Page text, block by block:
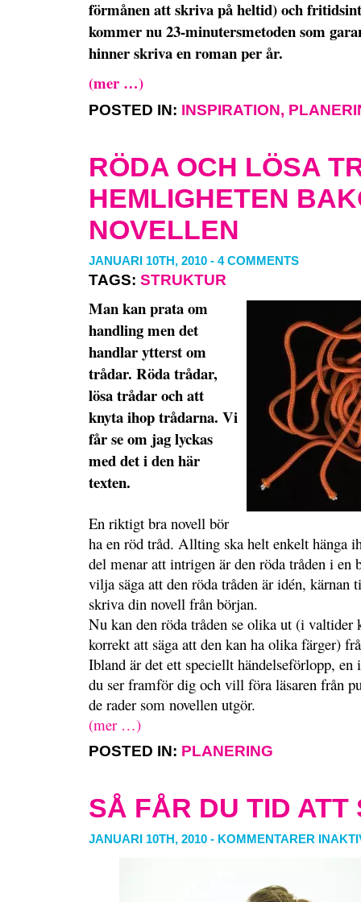
förmånen att skriva på heltid) och
kommer nu 23-minutersmetoden som
hinner skriva en roman per år.
(mer …)
POSTED IN: INSPIRATION,
RÖDA OCH LÖSA
HEMLIGHETEN
NOVELLEN
JANUARI 10TH, 2010 - 4 COMMENTS
TAGS: STRUKTUR
Man kan prata om
handling men det
handlar ytterst om
trådar. Röda trådar,
lösa trådar och att
knyta ihop trådarna. Vi
får se om jag lyckas
med det i den här
texten.
En riktigt bra novell bör
ha en röd tråd. Allting ska helt enkelt hänga
del menar att intrigen är den röda tråden i en
vilja säga att den röda tråden är idén, kärnan
skriva din novell från början.
Nu kan den röda tråden se olika ut (i valtider
korrekt att säga att den kan ha olika färger)
Ibland är det ett speciellt händelseförlopp,
du ser framför dig och vill föra läsaren från
de rader som novellen utgör.
(mer …)
POSTED IN: PLANERING
SÅ FÅR DU TID ATT
JANUARI 10TH, 2010 - KOMMENTARER